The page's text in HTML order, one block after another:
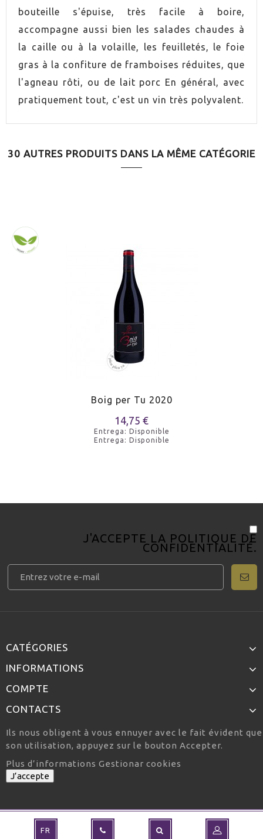
FR
Grenache
AÑADA 2011
VINO Rouge
ENVEJECIMIENTO
17.0ºC
Viandes blanches
Saucisses
Viandes rouges grillées
Jamon ibérique de gland
bouteille s'épuise, très facile à boire,
accompagne aussi bien les salades chaudes à
la caille ou à la volaille, les feuilletés, le foie
gras à la confiture de framboises réduites, que
l'agneau rôti, ou de lait porc En général, avec
pratiquement tout, c'est un vin très polyvalent.
30 AUTRES PRODUITS DANS LA MÊME CATÉGORIE
Boig per Tu 2020
14,75 €
Entrega: Disponible
Entrega: Disponible
J'ACCEPTE LA POLITIQUE DE
CONFIDENTIALITÉ.
CATÉGORIES
INFORMATIONS
COMPTE
CONTACTS
Ils nous obligent à vous ennuyer avec le fait évident
son utilisation, appuyez sur le bouton Accepter.
Plus d’informations Gestionar cookies
J’accepte